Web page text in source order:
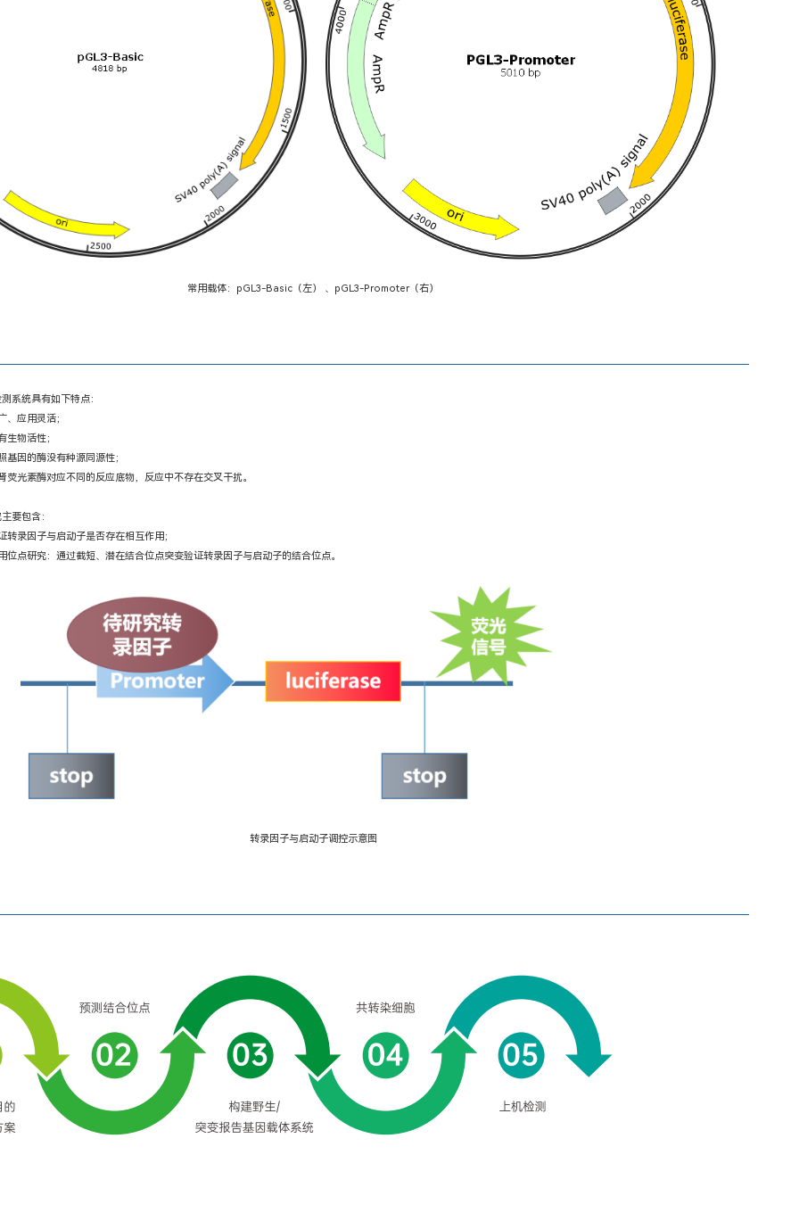
常用载体：pGL3-Basic（左） 、pGL3-Promoter（右）
系统具有如下特点：
、应用灵活；
生物活性；
因的酶没有种源同源性；
荧光素酶对应不同的反应底物，反应中不存在交叉干扰。
要包含：
转录因子与启动子是否存在相互作用；
位点研究：通过截短、潜在结合位点突变验证转录因子与启动子的结合位点。
转录因子与启动子调控示意图